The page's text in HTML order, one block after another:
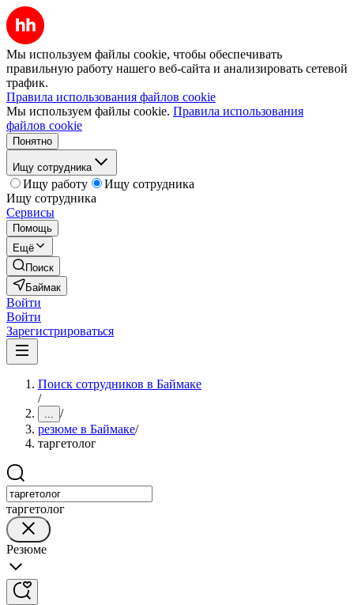
Мы используем файлы cookie, чтобы обеспечивать
правильную работу нашего веб-сайта и анализировать сетевой
трафик.
Правила использования файлов cookie
Мы используем файлы cookie. Правила использования
файлов cookie
Понятно
Ищу сотрудника
Ищу работу
Ищу сотрудника
Ищу сотрудника
Сервисы
Помощь
Ещё
Поиск
Баймак
Войти
Войти
Зарегистрироваться
Поиск сотрудников в Баймаке
/
... /
резюме в Баймаке/
таргетолог
таргетолог
Резюме